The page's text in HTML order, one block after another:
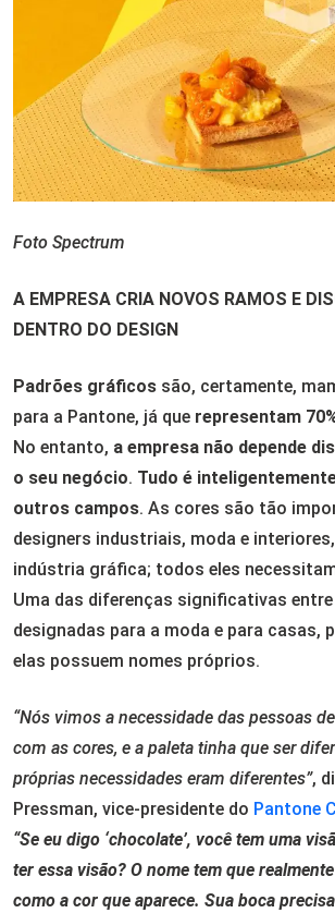
Foto Spectrum
A EMPRESA CRIA NOVOS RAMOS E
DENTRO DO DESIGN
Padrões gráficos são, certamente,
para a Pantone, já que representam
No entanto, a empresa não depende
o seu negócio. Tudo é
outros campos. As cores são tão
designers industriais, moda e
indústria gráfica; todos eles
Uma das diferenças significativas
designadas para a moda e para casas,
elas possuem nomes próprios.
“Nós vimos a necessidade das pessoas
com as cores, e a paleta tinha que ser
próprias necessidades eram diferentes”,
Pressman, vice-presidente do Pantone
“Se eu digo ‘chocolate’, você tem uma
ter essa visão? O nome tem que
como a cor que aparece. Sua boca